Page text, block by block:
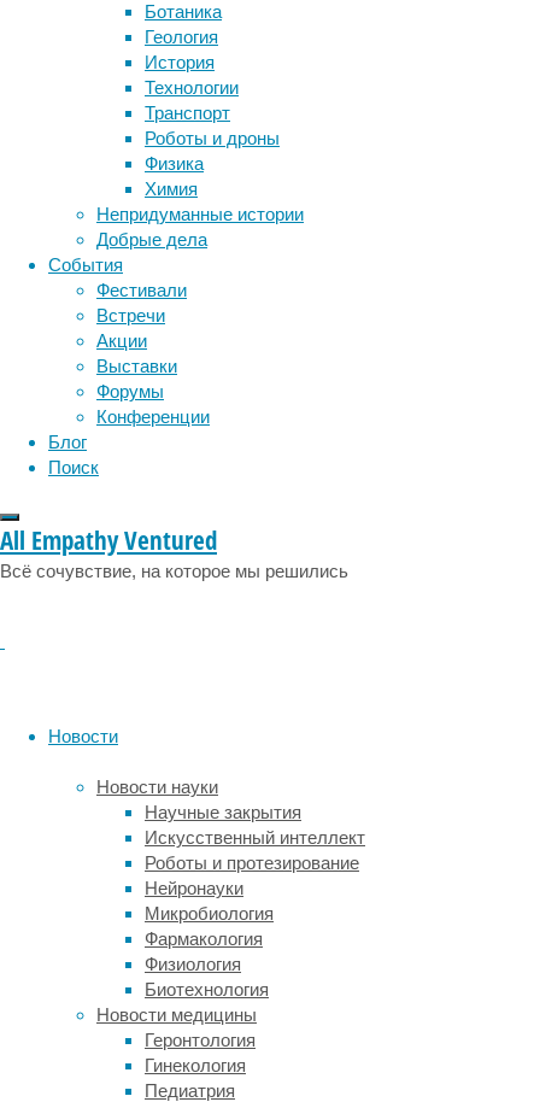
Ботаника
Геология
История
Технологии
Транспорт
Роботы и дроны
Физика
Химия
Непридуманные истории
Добрые дела
События
Фестивали
Встречи
Акции
Выставки
Форумы
Конференции
Блог
Поиск
All Empathy Ventured
Всё сочувствие, на которое мы решились
Новости
Новости науки
Научные закрытия
Искусственный интеллект
Роботы и протезирование
Нейронауки
Микробиология
Фармакология
Физиология
Биотехнология
Новости медицины
Геронтология
Гинекология
Педиатрия
Применение
острого
обоняния
животных
биомедицинских
целях
давно
интересует
ученых.
В
частности,
исследователи
ранее
проводили
эксперименты
по
заболеваний
человека,
в
паразитических.
канадские
специалисты
продемонстрировали,
что
чуткие
носы
собак-
помощников
способны
в
запахе
дыхания
уловить
инструменты и методы
исследования
лекарства медицина
мозг наука неврология
нейробиология
нейрофизиология
онкология
поведение
сон социальные проблемы
физиология
эмоции